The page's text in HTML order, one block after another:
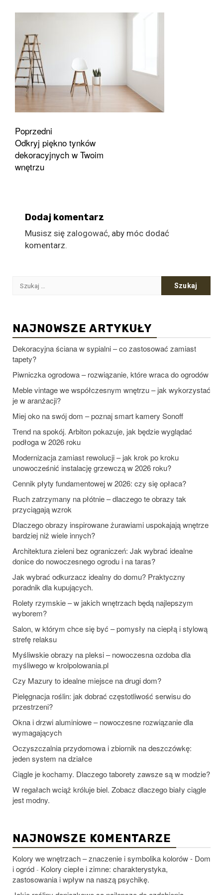
Zobacz
wpisy
Poprzedni
Odkryj piękno tynków
dekoracyjnych w Twoim
wnętrzu
Dodaj komentarz
Musisz się zalogować, aby móc dodać
komentarz.
Szukaj:
NAJNOWSZE ARTYKUŁY
Dekoracyjna ściana w sypialni – co zastosować zamiast
tapety?
Piwniczka ogrodowa – rozwiązanie, które wraca do ogrodów
Meble vintage we współczesnym wnętrzu – jak wykorzystać
je w aranżacji?
Miej oko na swój dom – poznaj smart kamery Sonoff
Trend na spokój. Arbiton pokazuje, jak będzie wyglądać
podłoga w 2026 roku
Modernizacja zamiast rewolucji – jak krok po kroku
unowocześnić instalację grzewczą w 2026 roku?
Cennik płyty fundamentowej w 2026: czy się opłaca?
Ruch zatrzymany na płótnie – dlaczego te obrazy tak
przyciągają wzrok
Dlaczego obrazy inspirowane żurawiami uspokajają wnętrze
bardziej niż wiele innych?
Architektura zieleni bez ograniczeń: Jak wybrać idealne
donice do nowoczesnego ogrodu i na taras?
Jak wybrać odkurzacz idealny do domu? Praktyczny
poradnik dla kupujących.
Rolety rzymskie – w jakich wnętrzach będą najlepszym
wyborem?
Salon, w którym chce się być – pomysły na ciepłą i stylową
strefę relaksu
Myśliwskie obrazy na pleksi – nowoczesna ozdoba dla
myśliwego w krolpolowania.pl
Czy Mazury to idealne miejsce na drugi dom?
Pielęgnacja roślin: jak dobrać częstotliwość serwisu do
przestrzeni?
Okna i drzwi aluminiowe – nowoczesne rozwiązanie dla
wymagających
Oczyszczalnia przydomowa i zbiornik na deszczówkę:
jeden system na działce
Ciągle je kochamy. Dlaczego taborety zawsze są w modzie?
W regałach wciąż króluje biel. Zobacz dlaczego biały ciągle
jest modny.
NAJNOWSZE KOMENTARZE
Kolory we wnętrzach – znaczenie i symbolika kolorów - Dom
i ogród - Kolory ciepłe i zimne: charakterystyka,
zastosowania i wpływ na naszą psychikę.